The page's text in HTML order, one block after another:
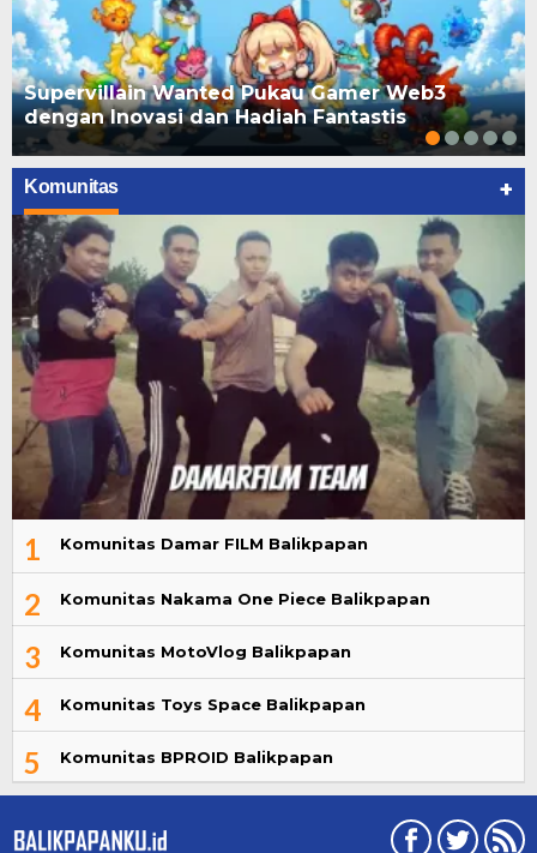
Supervillain Wanted Pukau Gamer Web3
dengan Inovasi dan Hadiah Fantastis
Komunitas +
1 Komunitas Damar FILM Balikpapan
2 Komunitas Nakama One Piece Balikpapan
3 Komunitas MotoVlog Balikpapan
4 Komunitas Toys Space Balikpapan
5 Komunitas BPROID Balikpapan